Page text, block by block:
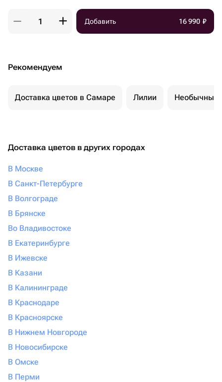
Добавить 16 990 ₽
Рекомендуем
Доставка цветов в Самаре Лилии Необычные
Доставка цветов в других городах
В Москве
В Санкт-Петербурге
В Волгограде
В Брянске
Во Владивостоке
В Екатеринбурге
В Ижевске
В Казани
В Калининграде
В Краснодаре
В Красноярске
В Нижнем Новгороде
В Новосибирске
В Омске
В Перми